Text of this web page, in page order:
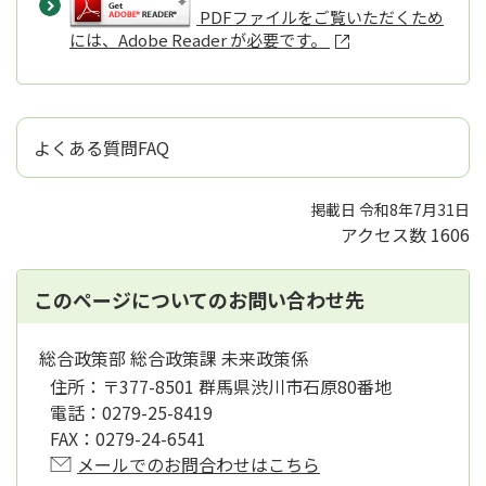
PDFファイルをご覧いただくため
には、Adobe Reader が必要です。
よくある質問FAQ
掲載日 令和8年7月31日
アクセス数 1606
このページについてのお問い合わせ先
総合政策部 総合政策課 未来政策係
住所： 〒377-8501 群馬県渋川市石原80番地
電話： 0279-25-8419
FAX： 0279-24-6541
メールでのお問合わせはこちら